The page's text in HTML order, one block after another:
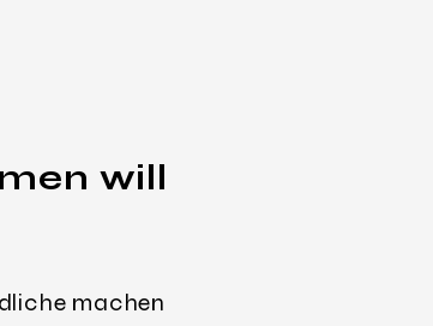
will
machen